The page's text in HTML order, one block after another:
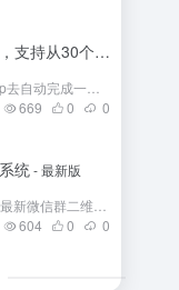
抖音快手引流软件，支持从30个平台引流
669 0 0
统- 最新版
604 0 0